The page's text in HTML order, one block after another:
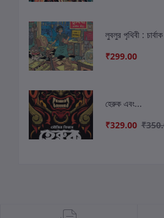
লুবলুর পৃথিবী :
₹299.00
হেরুক এবং...
₹329.00